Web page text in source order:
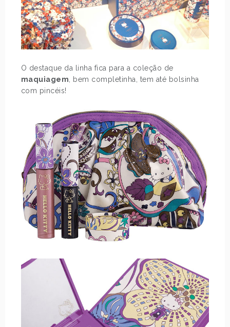
O destaque da linha fica para a coleção de
maquiagem, bem completinha, tem até bolsinha
com pincéis!